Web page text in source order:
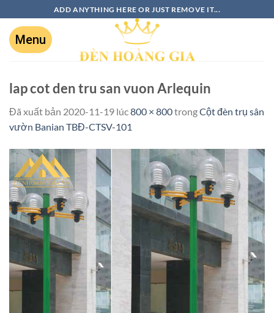
ADD ANYTHING HERE OR JUST REMOVE IT...
lap cot den tru san vuon Arlequin
Đã xuất bản 2020-11-19 lúc800 × 800trongCột đèn trụ sân
vườn Banian TBĐ-CTSV-101